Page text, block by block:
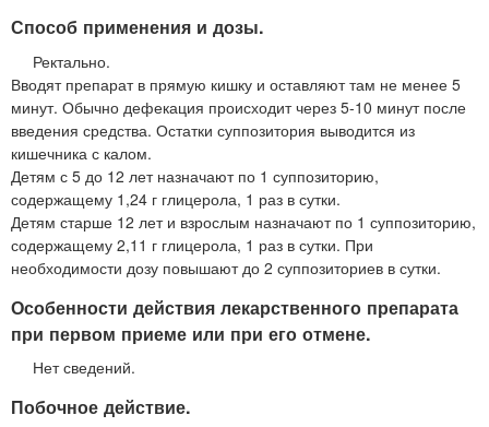
Способ применения и дозы.
Ректально.
Вводят препарат в прямую кишку и оставляют там не менее 5
минут. Обычно дефекация происходит через 5-10 минут после
введения средства. Остатки суппозитория выводится из
кишечника с калом.
Детям с 5 до 12 лет назначают по 1 суппозиторию,
содержащему 1,24 г глицерола, 1 раз в сутки.
Детям старше 12 лет и взрослым назначают по 1 суппозиторию,
содержащему 2,11 г глицерола, 1 раз в сутки. При
необходимости дозу повышают до 2 суппозиториев в сутки.
Особенности действия лекарственного препарата
при первом приеме или при его отмене.
Нет сведений.
Побочное действие.